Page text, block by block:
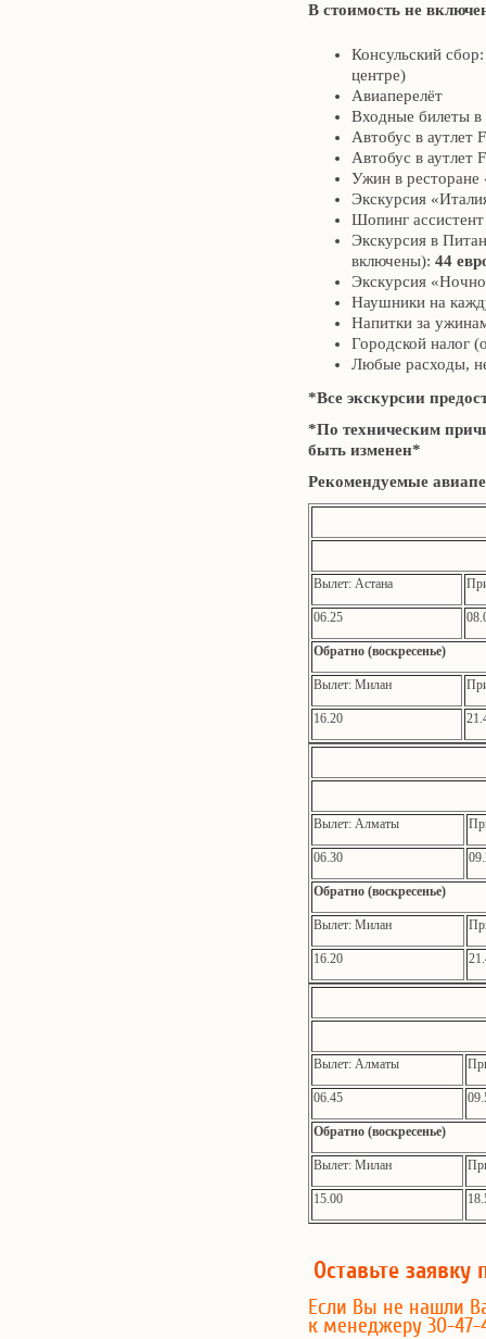
В стоимость не
Консульский
центре)
Авиаперелёт
Входные билеты в
Автобус в аутлет
Автобус в аутлет
Ужин в
Экскурсия
Шопинг
Экскурсия в
включены): 44
Экскурсия
Наушники на
Напитки за
Городской налог
Любые расходы,
*Все экскурсии
*По техническим
быть изменен*
Рекомендуемые
Вылет: Астана
06.25
Обратно (воскресенье)
Вылет: Милан
16.20
Вылет: Алматы
06.30
Обратно (воскресенье)
Вылет: Милан
16.20
Вылет: Алматы
06.45
Обратно (воскресенье)
Вылет: Милан
15.00
Оставьте заявку
Если Вы не нашли
к менеджеру 30-47-